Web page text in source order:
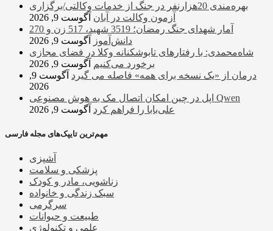
بهره‌مندی 20هزارنفر در جنگ از خدمات وکالتی/برگزاری
آزمون وکالت در آبان آگوست 9, 2026
آمار شهدای جنگ رمضان؛ 3519 شهید، 517 زن و 270
دانش‌آموز
آگوست 9, 2026
شاه‌محمدی: با رفتارهای تابوشکنانه وکلا در فضای مجازی
برخورد می‌کنیم آگوست 9, 2026
درمان از «یک نسخه برای همه» فاصله می گیرد
آگوست 9,
2026
اپل در چین امکان اتصال مک به هوش مصنوعی Qwen
علی‌بابا را فراهم کرد آگوست 9, 2026
مهم‌ترین تایپک‌های مجله فارسی
آشپزی
پزشکی و سلامت
زناشویی، مادر و کودک
سبک زندگی و خانواده
سرگرمی
طبیعت و حیوانات
علمی و تکنولوژی